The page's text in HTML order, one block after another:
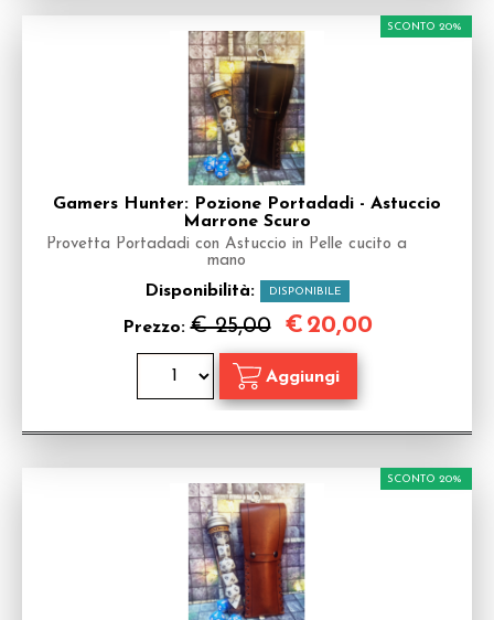
Gamers Hunter: Pozione Portadadi - Astuccio
Marrone Scuro
Provetta Portadadi con Astuccio in Pelle cucito a
mano
Disponibilità: DISPONIBILE
Prezzo:€ 25,00
SCONTO 20%
€ 20,00
SCONTO 20%